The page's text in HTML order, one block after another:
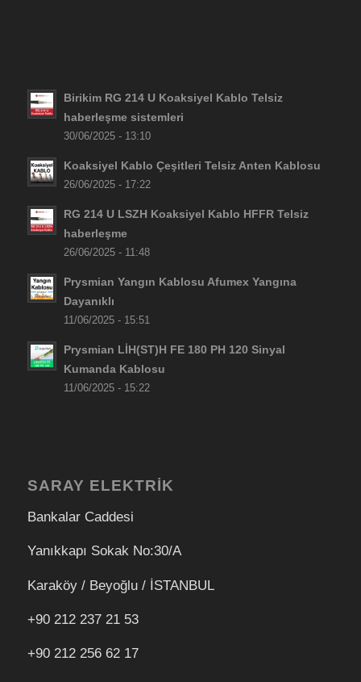
Birikim RG 214 U Koaksiyel Kablo Telsiz
haberleşme sistemleri
30/06/2025 - 13:10
Koaksiyel Kablo Çeşitleri Telsiz Anten Kablosu
26/06/2025 - 17:22
RG 214 U LSZH Koaksiyel Kablo HFFR Telsiz
haberleşme
26/06/2025 - 11:48
Prysmian Yangın Kablosu Afumex Yangına
Dayanıklı
11/06/2025 - 15:51
Prysmian LİH(ST)H FE 180 PH 120 Sinyal
Kumanda Kablosu
11/06/2025 - 15:22
SARAY ELEKTRİK
Bankalar Caddesi
Yanıkkapı Sokak No:30/A
Karaköy / Beyoğlu / İSTANBUL
+90 212 237 21 53
+90 212 256 62 17